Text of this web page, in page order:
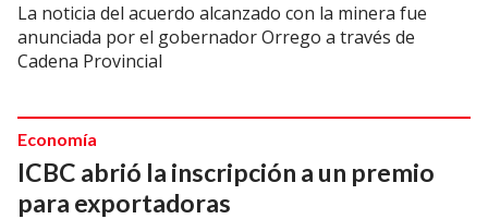
La noticia del acuerdo alcanzado con la minera fue
anunciada por el gobernador Orrego a través de
Cadena Provincial
ICBC abrió la inscripción a un premio
para exportadoras
Economía